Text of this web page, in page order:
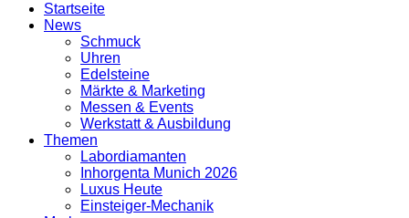
Startseite
News
Schmuck
Uhren
Edelsteine
Märkte & Marketing
Messen & Events
Werkstatt & Ausbildung
Themen
Labordiamanten
Inhorgenta Munich 2026
Luxus Heute
Einsteiger-Mechanik